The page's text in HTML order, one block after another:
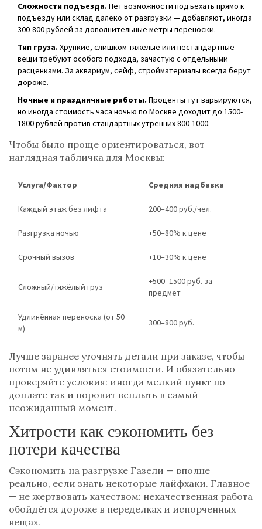
Сложности подъезда. Нет возможности подъехать прямо к
подъезду или склад далеко от разгрузки — добавляют, иногда
300-800 рублей за дополнительные метры переноски.
Тип груза. Хрупкие, слишком тяжёлые или нестандартные
вещи требуют особого подхода, зачастую с отдельными
расценками. За аквариум, сейф, стройматериалы всегда берут
дороже.
Ночные и праздничные работы. Проценты тут варьируются,
но иногда стоимость часа ночью по Москве доходит до 1500-
1800 рублей против стандартных утренних 800-1000.
Чтобы было проще ориентироваться, вот
наглядная табличка для Москвы:
Услуга/Фактор Средняя надбавка
Каждый этаж без лифта 200–400 руб./чел.
Разгрузка ночью +50–80% к цене
Срочный вызов +10–30% к цене
Сложный/тяжёлый груз
+500–1500 руб. за
предмет
Удлинённая переноска (от 50
м)
300–800 руб.
Лучше заранее уточнять детали при заказе, чтобы
потом не удивляться стоимости. И обязательно
проверяйте условия: иногда мелкий пункт по
доплате так и норовит всплыть в самый
неожиданный момент.
Хитрости как сэкономить без
потери качества
Сэкономить на разгрузке Газели — вполне
реально, если знать некоторые лайфхаки. Главное
— не жертвовать качеством: некачественная работа
обойдётся дороже в переделках и испорченных
вещах.